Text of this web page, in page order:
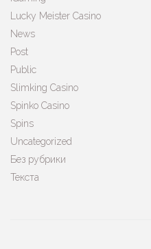
Lucky Meister Casino
News
Post
Public
Slimking Casino
Spinko Casino
Spins
Uncategorized
Без рубрики
Текста